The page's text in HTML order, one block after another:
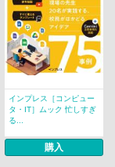
インプレス［コンピュー
タ・IT］ムック 忙しすぎ
る...
購入